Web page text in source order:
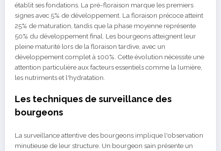
établit ses fondations. La pré-floraison marque les premiers
signes avec 5% de développement. La floraison précoce atteint
25% de maturation, tandis que la phase moyenne représente
50% du développement final. Les bourgeons atteignent leur
pleine maturité lors de la floraison tardive, avec un
développement complet à 100%. Cette évolution nécessite une
attention particulière aux facteurs essentiels comme la lumière,
les nutriments et l'hydratation.
Les techniques de surveillance des
bourgeons
La surveillance attentive des bourgeons implique l'observation
minutieuse de leur structure. Un bourgeon sain présente un